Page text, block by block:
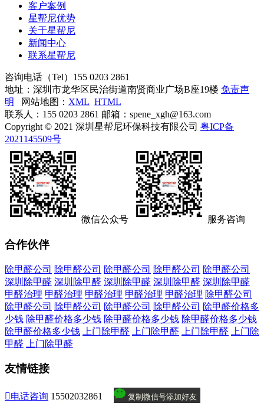
客户案例
星帮尼优势
关于星帮尼
新闻中心
联系星帮尼
咨询电话（Tel） 155 0203 2861
地址：深圳市龙华区民治街道南贤商业广场B座19楼 免责声
明
网站地图： XML HTML
联系人：155 0203 2861 邮箱：spene_xgh@163.com
Copyright © 2021 深圳星帮尼环保科技有限公司 粤ICP备
2021145509号
微信公众号 服务咨询
合作伙伴
除甲醛公司 除甲醛公司 除甲醛公司 除甲醛公司 除甲醛公司
深圳除甲醛 深圳除甲醛 深圳除甲醛 深圳除甲醛 深圳除甲醛
甲醛治理 甲醛治理 甲醛治理 甲醛治理 甲醛治理 除甲醛公司
除甲醛公司 除甲醛公司 除甲醛公司 除甲醛公司 除甲醛价格多
少钱 除甲醛价格多少钱 除甲醛价格多少钱 除甲醛价格多少钱
除甲醛价格多少钱
上门除甲醛 上门除甲醛 上门除甲醛
上门除
甲醛
上门除甲醛
友情链接
电话咨询 15502032861 复制微信号添加好友